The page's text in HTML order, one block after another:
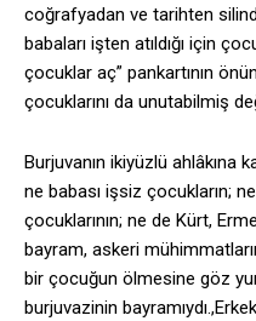
coğrafyadan ve tarihten
babaları işten atıldığı için
çocuklar aç” pankartının
çocuklarını da unutabilmiş
Burjuvanın ikiyüzlü ahlâkına
ne babası işsiz çocukların;
çocuklarının; ne de Kürt,
bayram, askeri
bir çocuğun ölmesine göz
burjuvazinin